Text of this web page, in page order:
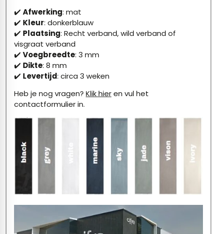
✔️Afwerking: mat
✔️ Kleur: donkerblauw
✔️ Plaatsing: Recht verband, wild verband of
visgraat verband
✔️Voegbreedte: 3 mm
✔️ Dikte: 8 mm
✔️ Levertijd: circa 3 weken
Heb je nog vragen? Klik hieren vul het
contactformulier in.